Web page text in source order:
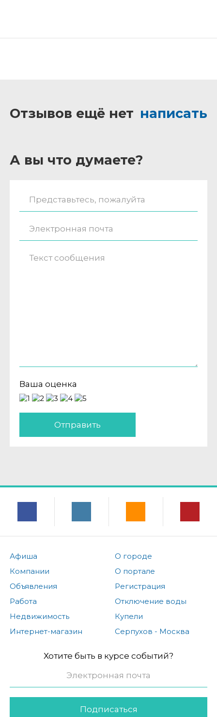
Отзывов ещё нет написать
А вы что думаете?
Ваша оценка
Отправить
Афиша
Компании
Объявления
Работа
Недвижимость
Интернет-магазин
О городе
О портале
Регистрация
Отключение воды
Купели
Серпухов - Москва
Хотите быть в курсе событий?
Подписаться